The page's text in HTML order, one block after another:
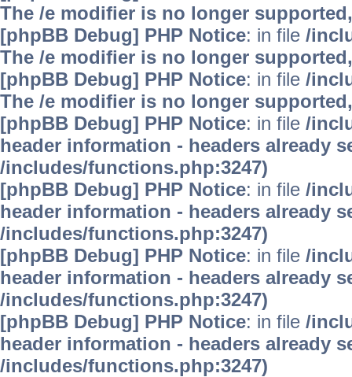
The /e modifier is no longer
[phpBB Debug] PHP Notice: in file /
The /e modifier is no longer
[phpBB Debug] PHP Notice: in file /
The /e modifier is no longer
[phpBB Debug] PHP Notice: in file /
header information - headers already
/includes/functions.php:3247)
[phpBB Debug] PHP Notice: in file /
header information - headers already
/includes/functions.php:3247)
[phpBB Debug] PHP Notice: in file /
header information - headers already
/includes/functions.php:3247)
[phpBB Debug] PHP Notice: in file /
header information - headers already
/includes/functions.php:3247)